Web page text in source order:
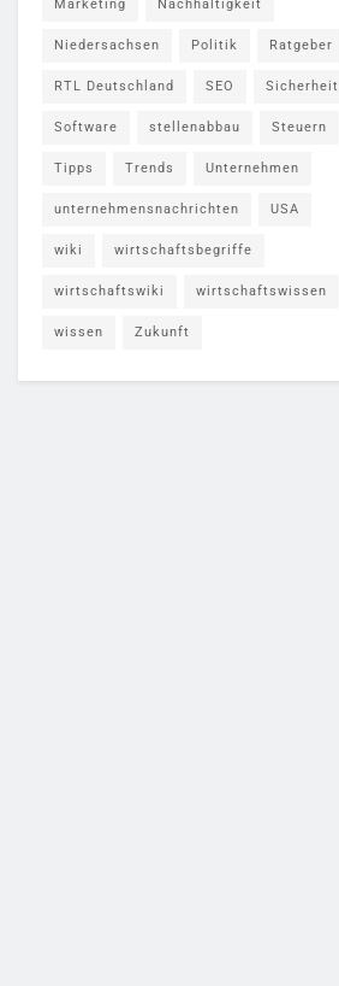
Marketing Nachhaltigkeit
Niedersachsen Politik Ratgeber
RTL Deutschland SEO Sicherheit
Software stellenabbau Steuern
Tipps Trends Unternehmen
unternehmensnachrichten USA
wiki wirtschaftsbegriffe
wirtschaftswiki wirtschaftswissen
wissen Zukunft